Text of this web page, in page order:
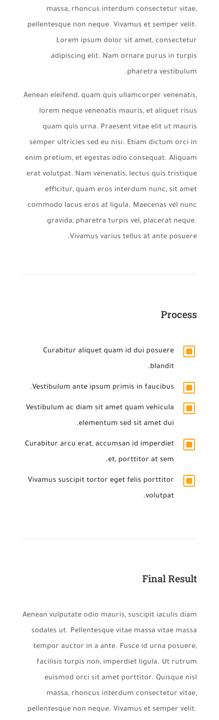
massa, rhoncus interdum consectetur vitae,
pellentesque non neque. Vivamus et semper velit.
Lorem ipsum dolor sit amet, consectetur
adipiscing elit. Nam ornare purus in turpis
pharetra vestibulum.
Aenean eleifend, quam quis ullamcorper venenatis,
lorem neque venenatis mauris, et aliquet risus
quam quis urna. Praesent vitae elit ut mauris
semper ultricies sed eu nisi. Etiam dictum orci in
enim pretium, et egestas odio consequat. Aliquam
erat volutpat. Nam venenatis, lectus quis tristique
efficitur, quam eros interdum nunc, sit amet
commodo lacus eros at ligula. Maecenas vel nunc
gravida, pharetra turpis vel, placerat neque.
Vivamus varius tellus at ante posuere.
Process
W
Curabitur aliquet quam id dui posuere
blandit.
W
Vestibulum ante ipsum primis in faucibus.
W
Vestibulum ac diam sit amet quam vehicula
elementum sed sit amet dui.
W
Curabitur arcu erat, accumsan id imperdiet
et, porttitor at sem.
W
Vivamus suscipit tortor eget felis porttitor
volutpat.
Final Result
Aenean vulputate odio mauris, suscipit iaculis diam
sodales ut. Pellentesque vitae massa vitae massa
tempor auctor in a ante. Fusce id urna posuere,
facilisis turpis non, imperdiet ligula. Ut rutrum
euismod orci sit amet porttitor. Quisque nisl
massa, rhoncus interdum consectetur vitae,
pellentesque non neque. Vivamus et semper velit.